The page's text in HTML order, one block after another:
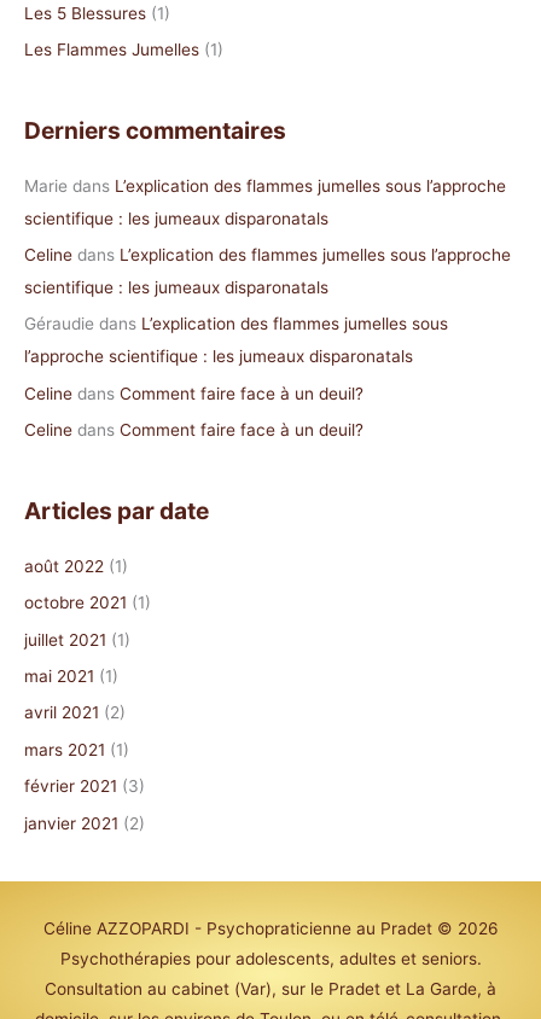
Les 5 Blessures (1)
Les Flammes Jumelles (1)
Derniers commentaires
Marie dans L’explication des flammes jumelles sous l’approche
scientifique : les jumeaux disparonatals
Celine dans L’explication des flammes jumelles sous l’approche
scientifique : les jumeaux disparonatals
Géraudie dans L’explication des flammes jumelles sous
l’approche scientifique : les jumeaux disparonatals
Celine dans Comment faire face à un deuil?
Celine dans Comment faire face à un deuil?
Articles par date
août 2022 (1)
octobre 2021 (1)
juillet 2021 (1)
mai 2021 (1)
avril 2021 (2)
mars 2021 (1)
février 2021 (3)
janvier 2021 (2)
Céline AZZOPARDI - Psychopraticienne au Pradet© 2026
Psychothérapies pour adolescents, adultes et seniors.
Consultation au cabinet (Var), sur le Pradet et La Garde, à